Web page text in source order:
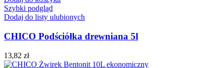
Szybki podgląd
Dodaj do listy ulubionych
CHICO Podściółka drewniana 5l
13,82 zł